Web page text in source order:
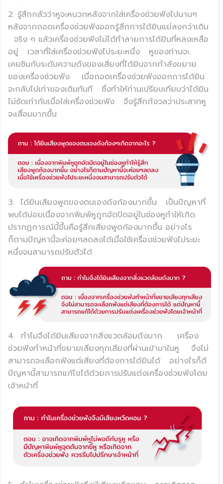
2. รู้สึกกลัวว่าหูจะหนวกหลังจากใส่เครื่องช่วยฟังไปนานๆ
หลังจากถอดเครื่องช่วยฟังออกรู้สึกการได้ยินแย่ลงกว่าเดิม
จริง ๆ แล้วเครื่องช่วยฟังไม่ได้ทำลายการได้ยินที่หลงเหลือ
อยู่
เวลาที่ใส่เครื่องช่วยฟังไประยะหนึ่ง
หูของท่านจะ
เคยชินกับระดับความดังของเสียงที่ได้ยินจากกำลังขยาย
ของเครื่องช่วยฟัง
เมื่อถอดเครื่องช่วยฟังออกการได้ยิน
จะกลับไปเท่าของเดิมทันที
ซึ่งทำให้ท่านเปรียบเทียบว่าได้ยิน
ไม่ชัดเท่ากับเมื่อใส่เครื่องช่วยฟัง
จึงรู้สึกกังวลว่าประสาทหู
จะเสื่อมมากขึ้น
3. ได้ยินเสียงพูดของตนเองดังก้องมากขึ้น
เป็นปัญหาที่
พบได้บ่อยเนื่องจากพิมพ์หูถูกอัดปิดอยู่ในช่องหูทำให้เกิด
ปรากฏการณ์นี้ขึ้นคือรู้สึกเสียงพูดก้องมากขึ้น อย่างไร
ก็ตามปัญหานี้จะค่อยๆลดลงได้เมื่อใช้เครื่องช่วยฟังไประยะ
หนึ่งจนสามารถปรับตัวได้
4. ทำไมจึงได้ยินเสียงจากสิ่งแวดล้อมดังมาก
เครื่อง
ช่วยฟังทำหน้าที่ขยายเสียงทุกเสียงที่ผ่านเข้ามาในหู
จึงไม่
สามารถจะเลือกฟังแต่เสียงที่ต้องการได้ยินได้
อย่างไรก็ดี
ปัญหานี้สามารถแก้ไขได้ด้วยการปรับแต่งเครื่องช่วยฟังโดย
เจ้าหน้าที่